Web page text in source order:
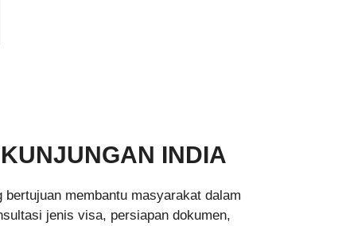
INDIA
membantu masyarakat dalam
jenis visa, persiapan dokumen,